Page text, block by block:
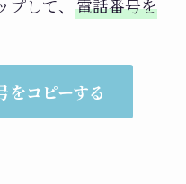
して、 電話番号を
をコピーする